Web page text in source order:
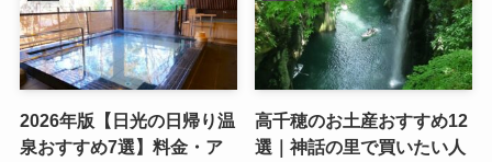
2026年版【日光の日帰り温
泉おすすめ7選】料金・ア
高千穂のお土産おすすめ12
選｜神話の里で買いたい人